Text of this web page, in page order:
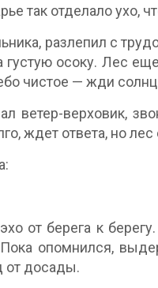
так отделало ухо,
разлепил с
густую осоку. Лес
чистое — жди
ветер-верховик,
ждет ответа, но
от берега к
опомнился,
от досады.